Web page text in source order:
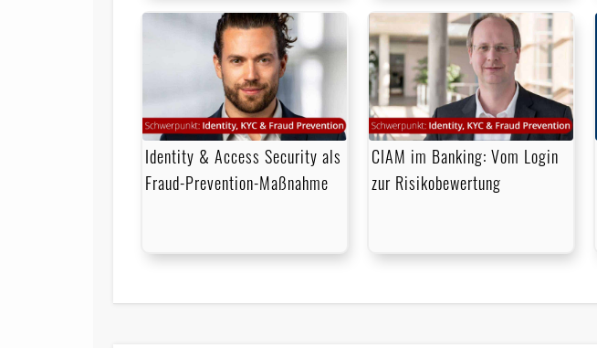
Identity & Access Security als
Fraud-Prevention-Maßnahme
CIAM im Banking: Vom Login
zur Risikobewertung